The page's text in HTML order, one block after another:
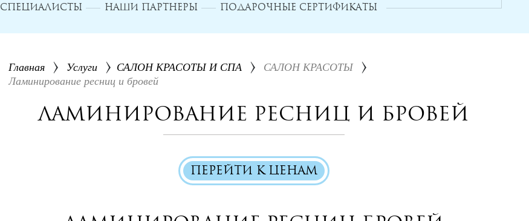
СПЕЦИАЛИСТЫ НАШИ ПАРТНЕРЫ ПОДАРОЧНЫЕ СЕРТИФИКАТЫ
Главная Услуги САЛОН КРАСОТЫ И СПА
САЛОН КРАСОТЫ
Ламинирование ресниц и бровей
Ламинирование ресниц и бровей
ПЕРЕЙТИ К ЦЕНАМ